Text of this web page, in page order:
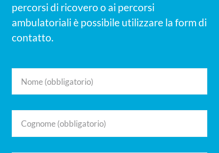
percorsi di ricovero o ai percorsi
ambulatoriali è possibile utilizzare la form di
contatto.